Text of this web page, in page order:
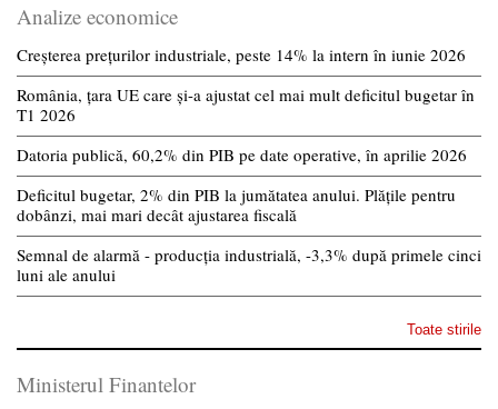
Analize economice
Creșterea prețurilor industriale, peste 14% la intern în iunie 2026
România, țara UE care și-a ajustat cel mai mult deficitul bugetar în
T1 2026
Datoria publică, 60,2% din PIB pe date operative, în aprilie 2026
Deficitul bugetar, 2% din PIB la jumătatea anului. Plățile pentru
dobânzi, mai mari decât ajustarea fiscală
Semnal de alarmă - producția industrială, -3,3% după primele cinci
luni ale anului
Toate stirile
Ministerul Finantelor